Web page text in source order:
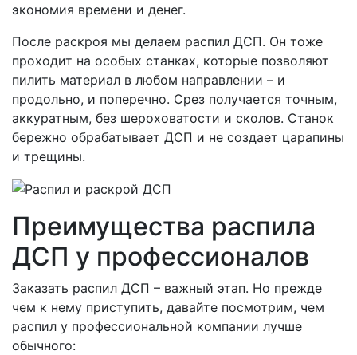
экономия времени и денег.
После раскроя мы делаем распил ДСП. Он тоже
проходит на особых станках, которые позволяют
пилить материал в любом направлении – и
продольно, и поперечно. Срез получается точным,
аккуратным, без шероховатости и сколов. Станок
бережно обрабатывает ДСП и не создает царапины
и трещины.
Преимущества распила
ДСП у профессионалов
Заказать распил ДСП – важный этап. Но прежде
чем к нему приступить, давайте посмотрим, чем
распил у профессиональной компании лучше
обычного: